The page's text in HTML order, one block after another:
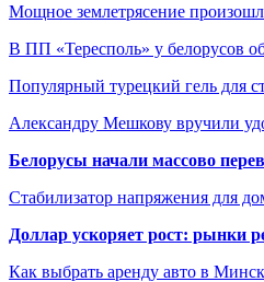
Мощное землетрясение
В ПП «Тересполь» у белорусов
Популярный турецкий гель для
Александру Мешкову вручили
Белорусы начали массово
Стабилизатор напряжения для
Доллар ускоряет рост: рынки
Как выбрать аренду авто в